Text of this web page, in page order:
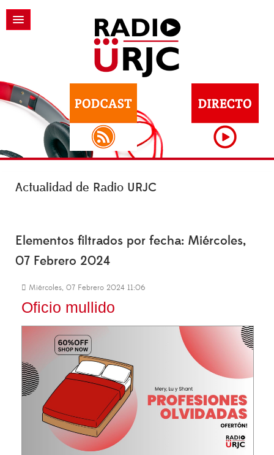
Actualidad de Radio URJC
Elementos filtrados por fecha: Miércoles,
07 Febrero 2024
Miércoles, 07 Febrero 2024 11:06
Oficio mullido